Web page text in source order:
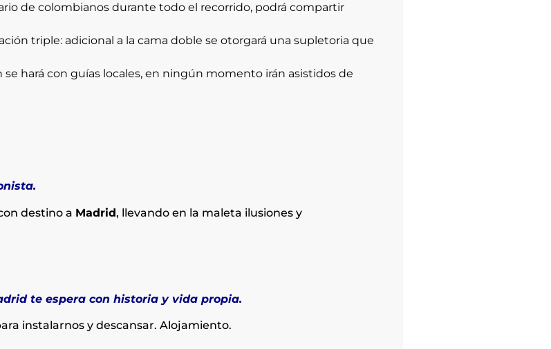
de colombianos durante todo el recorrido, podrá compartir
triple: adicional a la cama doble se otorgará una supletoria que
hará con guías locales, en ningún momento irán asistidos de
destino a Madrid, llevando en la maleta ilusiones y
te espera con historia y vida propia.
instalarnos y descansar. Alojamiento.